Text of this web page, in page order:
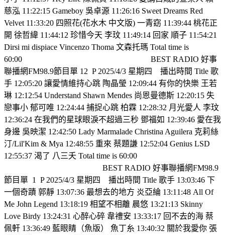
慈泓 11:22:15 Gameboy 吳卓源 11:26:16 Sweet Dreams Red
Velvet 11:33:20 四照花(花水木 中文版) 一青窈 11:39:44 桃花正
開 徐哲緯 11:44:12 珍惜今天 李玟 11:49:14 回家 順子 11:54:21
Dirsi mi dispiace Vincenzo Thoma 文森托瑪 Total time is
60:00
BEST RADIO 好事
聯播網FM98.9節目單 12 P 2025/4/3 星期四
播出時間 Title 歌
手 12:05:20 讓愛情維持心跳 陶晶瑩 12:09:44 有你的快樂 王若
琳 12:12:54 Understand Shawn Mendes 尚恩曼德斯 12:20:15 失
戀事小 郁可唯 12:24:44 捕捉心跳 柏霖 12:28:32 月光愛人 李玟
12:36:24 在我們的星球眼淚不超過三秒 鄧福如 12:39:46 愛在我
身邊 吳映潔 12:42:50 Lady Marmalade Christina Aguilera 克莉絲
汀/Lil'Kim & Mya 12:48:55 重來 蔡題謙 12:52:04 Genius LSD
12:55:37 渴了 八三夭 Total time is 60:00
BEST RADIO 好事聯播網FM98.9
節目單 1 P 2025/4/3 星期四
播出時間 Title 歌手 13:03:46 下
一個奇蹟 郭靜 13:07:36 最想去的地方 炎亞綸 13:11:48 All Of
Me John Legend 13:18:19 相望不相離 晨悠 13:21:13 Skinny
Love Birdy 13:24:31 心醉心碎 韋禮安 13:33:17 回不去的海 蔡
佩軒 13:36:49 藍眼睛（魚版） 魚丁糸 13:40:32 關於我愛你 張